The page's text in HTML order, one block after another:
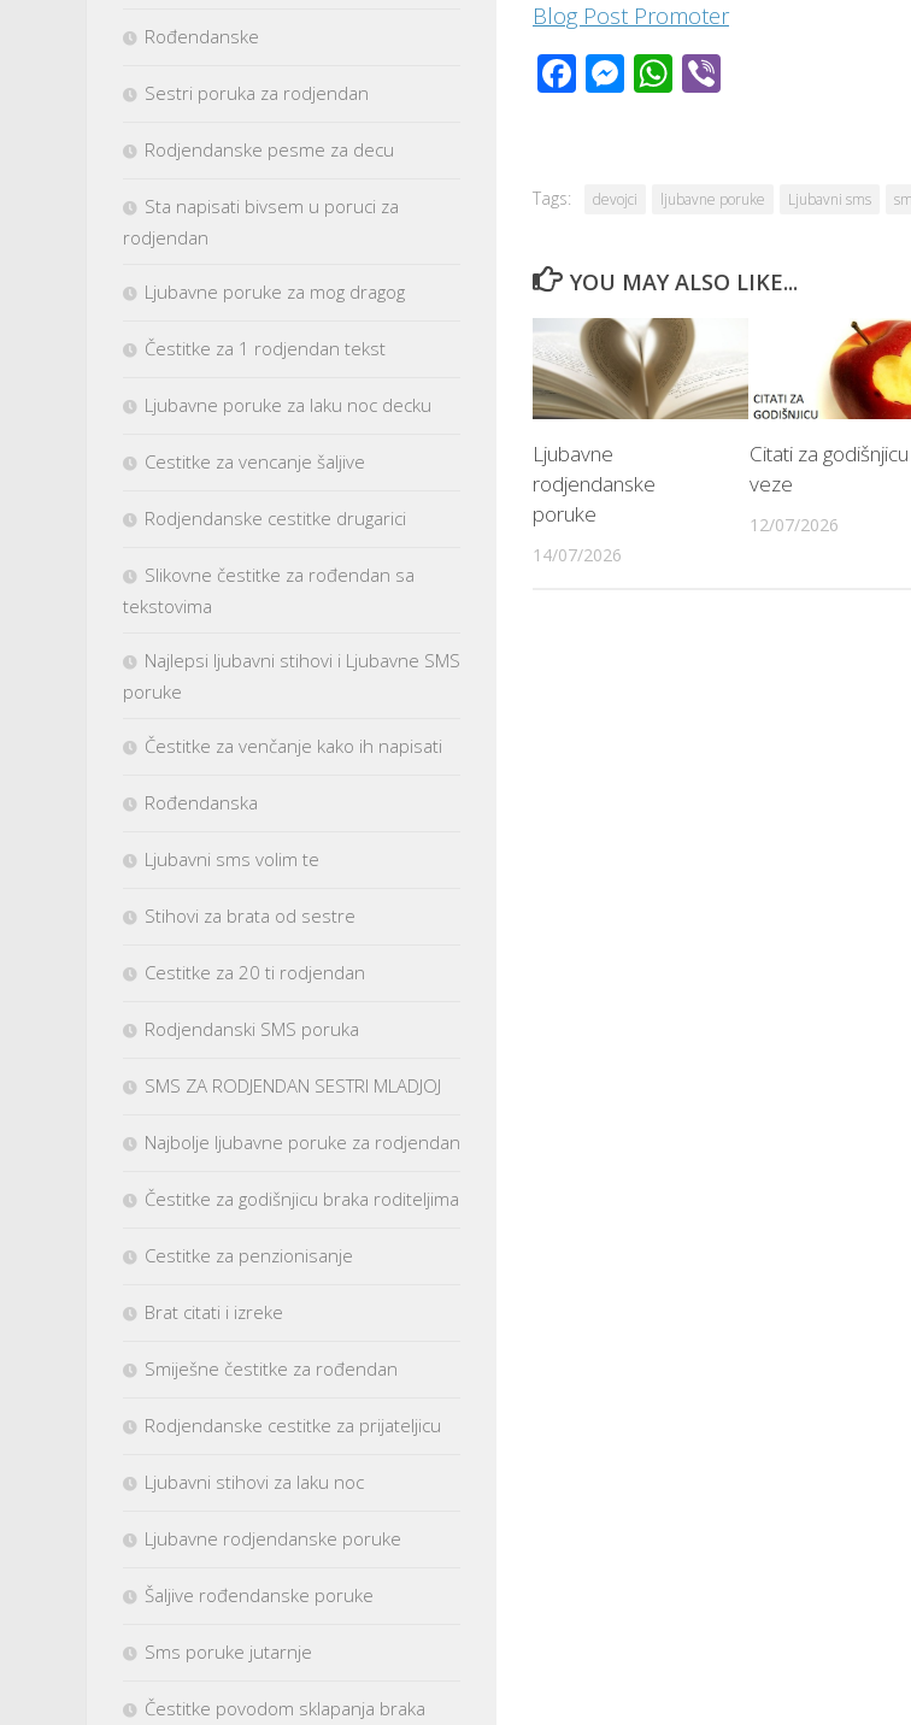
Blog Post Promoter
Facebook
Messenger
WhatsApp
Tags: devojci ljubavne poruke Ljubavni sms
YOU MAY ALSO LIKE...
Ljubavne
rodjendanske
poruke
14/07/2026
Citati za godišnjicu
veze
12/07/2026
Rođendanske
Sestri poruka za rodjendan
Rodjendanske pesme za decu
Sta napisati bivsem u poruci za
rodjendan
Ljubavne poruke za mog dragog
Čestitke za 1 rodjendan tekst
Ljubavne poruke za laku noc decku
Cestitke za vencanje šaljive
Rodjendanske cestitke drugarici
Slikovne čestitke za rođendan sa
tekstovima
Najlepsi ljubavni stihovi i Ljubavne SMS
poruke
Čestitke za venčanje kako ih napisati
Rođendanska
Ljubavni sms volim te
Stihovi za brata od sestre
Cestitke za 20 ti rodjendan
Rodjendanski SMS poruka
SMS ZA RODJENDAN SESTRI MLADJOJ
Najbolje ljubavne poruke za rodjendan
Čestitke za godišnjicu braka roditeljima
Cestitke za penzionisanje
Brat citati i izreke
Smiješne čestitke za rođendan
Rodjendanske cestitke za prijateljicu
Ljubavni stihovi za laku noc
Ljubavne rodjendanske poruke
Šaljive rođendanske poruke
Sms poruke jutarnje
Čestitke povodom sklapanja braka